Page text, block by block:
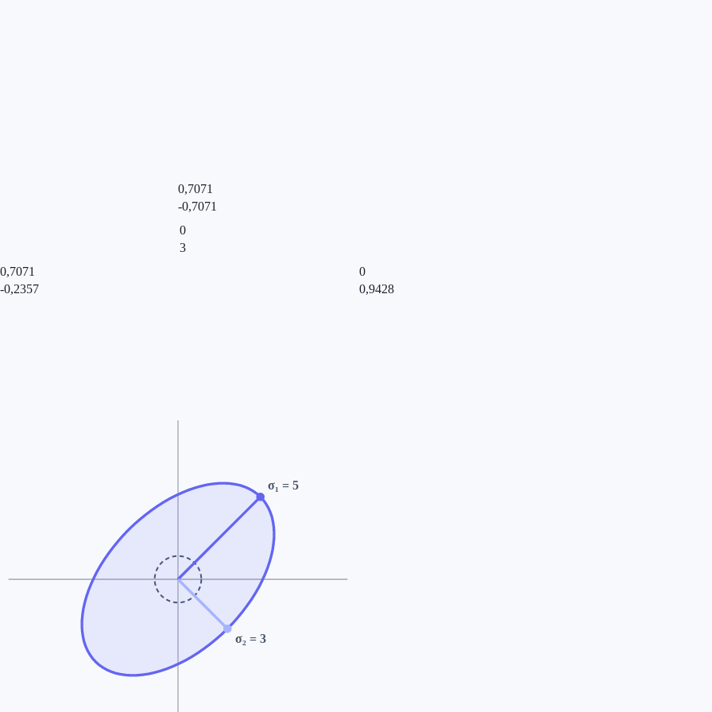
0,7071
-0,7071
0
3
0,7071
0
-0,2357
0,9428
σ₁ =5
σ₂ = 3